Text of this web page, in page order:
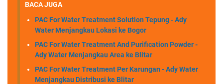
BACA JUGA
PAC For Water Treatment Solution Tepung - Ady
Water Menjangkau Lokasi ke Bogor
PAC For Water Treatment And Purification Powder -
Ady Water Menjangkau Area ke Blitar
PAC For Water Treatment Per Karungan - Ady Water
Menjangkau Distribusi ke Blitar